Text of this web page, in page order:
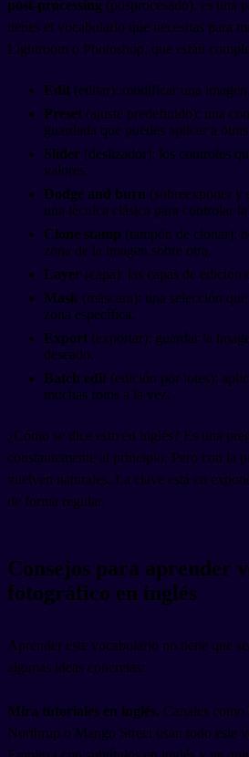
post-processing (posprocesado), es una
tienes el vocabulario que necesitas para
Lightroom o Photoshop, que están
Edit (editar): modificar una imagen.
Preset (ajuste predefinido): una
guardada que puedes aplicar a
Slider (deslizador): los controles
valores.
Dodge and burn (sobreexponer y
una técnica clásica para controlar
Clone stamp (tampón de clonar):
zona de la imagen sobre otra.
Layer (capa): las capas de edición
Mask (máscara): una selección
zona específica.
Export (exportar): guardar la
deseado.
Batch edit (edición por lotes):
muchas fotos a la vez.
¿Cómo se dice esto en inglés? Es una
constantemente al principio. Pero con la
vuelven naturales. La clave está en
de forma regular.
Consejos para aprender
fotográfico en inglés
Aprender este vocabulario no tiene que
algunas ideas concretas:
Mira tutoriales en inglés. Canales
Northrup o Mango Street usan todo este